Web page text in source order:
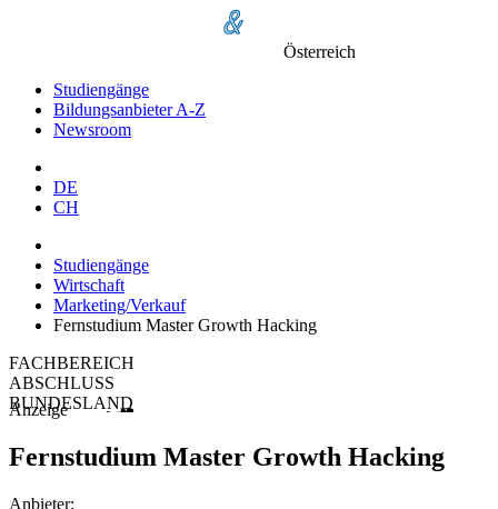
Österreich
Studiengänge
Bildungsanbieter A-Z
Newsroom
DE
CH
Studiengänge
Wirtschaft
Marketing/Verkauf
Fernstudium Master Growth Hacking
FACHBEREICH
ABSCHLUSS
BUNDESLAND
Anzeige
Fernstudium Master Growth Hacking
Anbieter: